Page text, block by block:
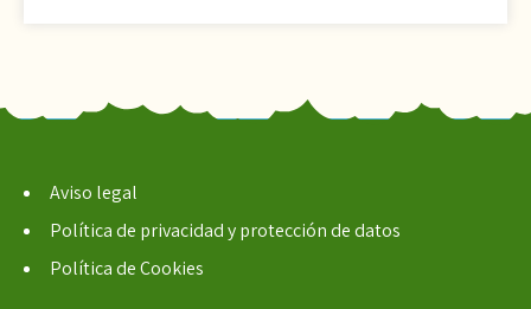
Aviso legal
Política de privacidad y protección de datos
Política de Cookies